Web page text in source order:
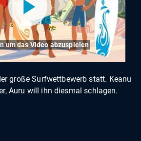
um das Video abzuspielen
große Surfwettbewerb statt. Keanu
Auru will ihn diesmal schlagen.